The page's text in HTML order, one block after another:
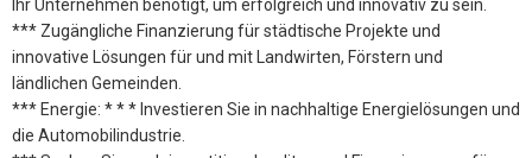
Ihr Unternehmen benötigt, um erfolgreich und innovativ zu sein.
*** Zugängliche Finanzierung für städtische Projekte und
innovative Lösungen für und mit Landwirten, Förstern und
ländlichen Gemeinden.
*** Energie: * * * Investieren Sie in nachhaltige Energielösungen und
die Automobilindustrie.